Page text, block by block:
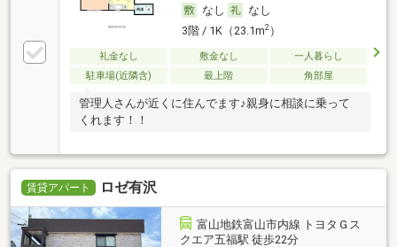
なし
なし
3階 / 1K（23.1m2）
礼金なし 敷金なし
一人暮らし
駐車場(近隣含)
最上階 角部屋
管理人さんが近くに住んでます♪親身に相談に乗って
くれます！！
賃貸アパート ロゼ有沢
富山地鉄富山市内線 トヨタＧス
クエア五福駅 徒歩22分